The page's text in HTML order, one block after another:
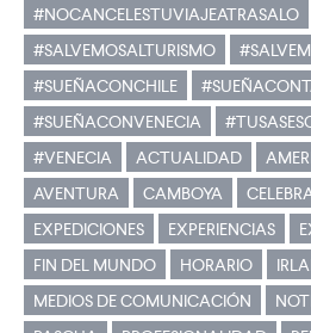
#NOCANCELESTUVIAJEATRASALO
#SALVEMOSALTURISMO
#SUEÑACONCHILE
#SUEÑACONVENECIA
#VENECIA
ACTUALIDAD
AVENTURA
CAMBOYA
EXPEDICIONES
EXPERIENCIAS
FIN DEL MUNDO
HORARIO
MEDIOS DE COMUNICACIÓN